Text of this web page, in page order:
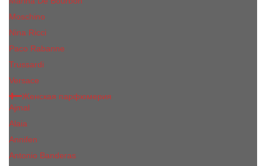
Moschino
Nina Ricci
Paco Rabanne
Trussardi
Versace
Женская парфюмерия
Ajmal
Alaia
Annifen
Antonio Banderas